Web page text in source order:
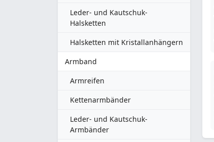
Leder- und Kautschuk-
Halsketten
Halsketten mit Kristallanhängern
Armband
Armreifen
Kettenarmbänder
Leder- und Kautschuk-
Armbänder